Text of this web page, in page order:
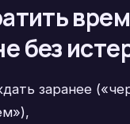
без
заранее